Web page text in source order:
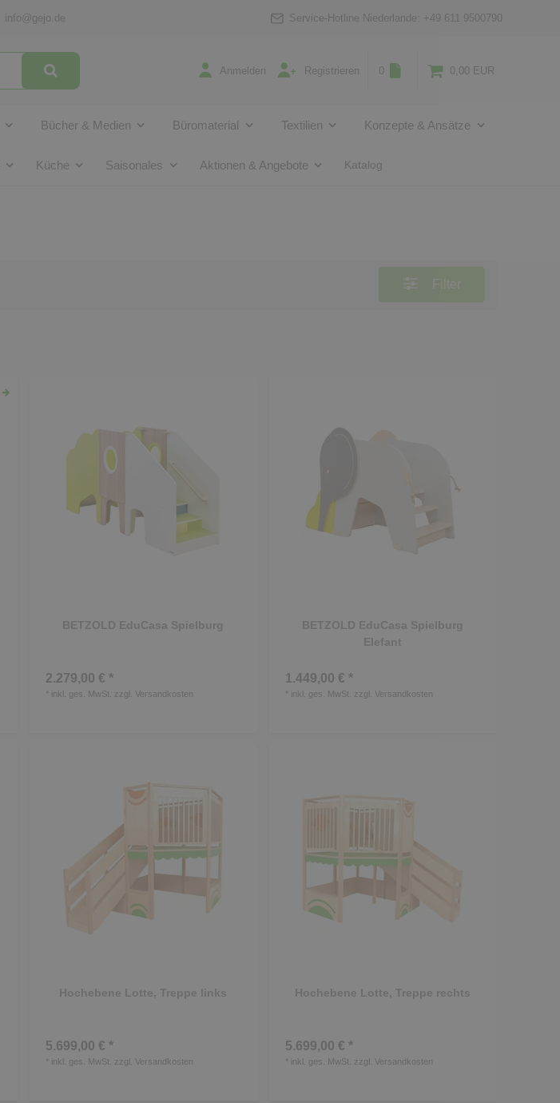
info@gejo.de Service-Hotline Niederlande: +49 611 9500790
Anmelden Registrieren 0 0,00 EUR
Bücher & Medien Büromaterial Textilien Konzepte & Ansätze
Küche Saisonales Aktionen & Angebote Katalog
Filter
BETZOLD EduCasa Spielburg
2.279,00 € *
* inkl. ges. MwSt. zzgl. Versandkosten
BETZOLD EduCasa Spielburg
Elefant
1.449,00 € *
* inkl. ges. MwSt. zzgl. Versandkosten
Hochebene Lotte, Treppe links
5.699,00 € *
* inkl. ges. MwSt. zzgl. Versandkosten
Hochebene Lotte, Treppe rechts
5.699,00 € *
* inkl. ges. MwSt. zzgl. Versandkosten